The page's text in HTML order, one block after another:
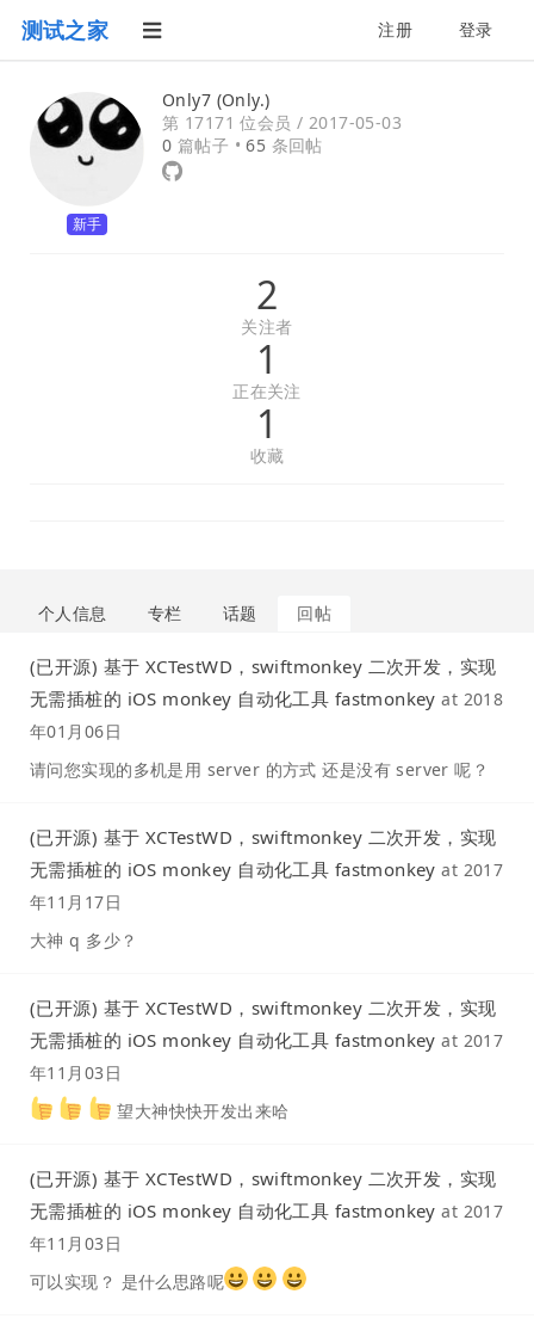
测试之家 注册 登录
新手
Only7 (Only.)
第 17171 位会员 / 2017-05-03
0 篇帖子 •65 条回帖
2
关注者
1
正在关注
1
收藏
个人信息 专栏 话题 回帖
(已开源) 基于 XCTestWD，swiftmonkey 二次开发，实现
无需插桩的 iOS monkey 自动化工具 fastmonkey at 2018
年01月06日
请问您实现的多机是用 server 的方式 还是没有 server 呢？
(已开源) 基于 XCTestWD，swiftmonkey 二次开发，实现
无需插桩的 iOS monkey 自动化工具 fastmonkey at 2017
年11月17日
大神 q 多少？
(已开源) 基于 XCTestWD，swiftmonkey 二次开发，实现
无需插桩的 iOS monkey 自动化工具 fastmonkey at 2017
年11月03日
望大神快快开发出来哈
(已开源) 基于 XCTestWD，swiftmonkey 二次开发，实现
无需插桩的 iOS monkey 自动化工具 fastmonkey at 2017
年11月03日
可以实现？ 是什么思路呢